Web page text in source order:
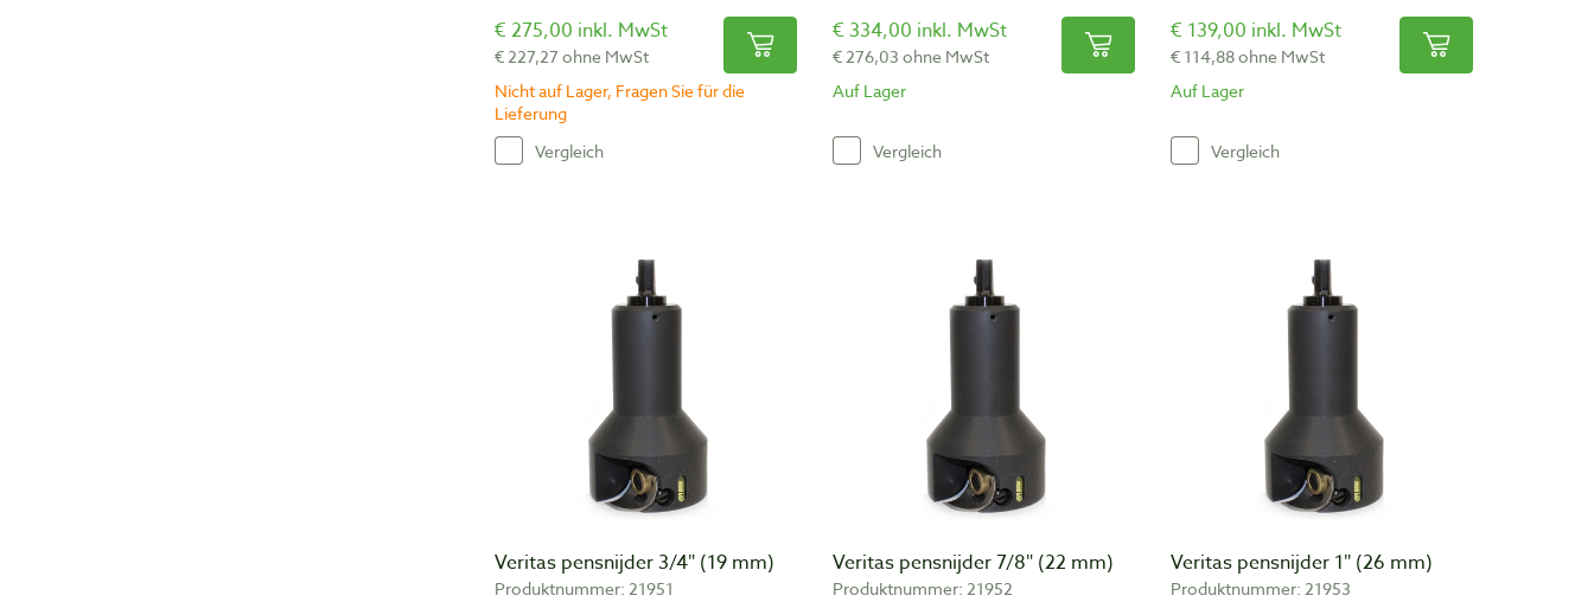
€ 275,00 inkl. MwSt
€ 227,27 ohne MwSt
Nicht auf Lager, Fragen Sie für die
Lieferung
Vergleich
€ 334,00 inkl. MwSt
€ 276,03 ohne MwSt
Auf Lager
Vergleich
€ 139,00 inkl. MwSt
€ 114,88 ohne MwSt
Auf Lager
Vergleich
Veritas pensnijder 3/4″ (19 mm)
Produktnummer: 21951
Veritas pensnijder 7/8″ (22 mm)
Produktnummer: 21952
Veritas pensnijder 1″ (26 mm)
Produktnummer: 21953